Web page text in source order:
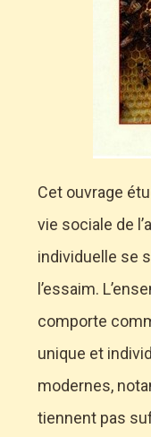
Cet ouvrage
vie sociale de
individuelle se
l’essaim.
comporte
unique et
modernes,
tiennent pas